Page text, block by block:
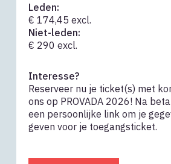
Leden:
€ 174,45 excl.
Niet-leden:
€ 290 excl.
Interesse?
Reserveer nu je ticket(s) met
ons op PROVADA 2026! Na
een persoonlijke link om je
geven voor je toegangsticket.